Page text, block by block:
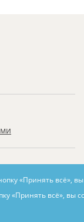
«Принять всё»,
«Принять всё», вы